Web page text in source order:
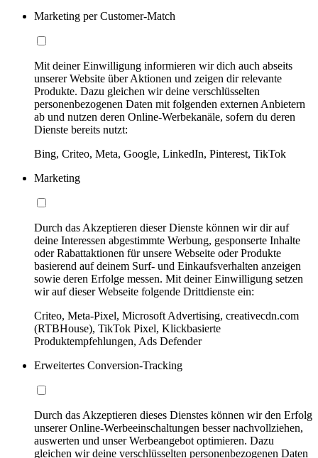
Marketing per Customer-Match
Mit deiner Einwilligung informieren wir dich auch abseits
unserer Website über Aktionen und zeigen dir relevante
Produkte. Dazu gleichen wir deine verschlüsselten
personenbezogenen Daten mit folgenden externen Anbietern
ab und nutzen deren Online-Werbekanäle, sofern du deren
Dienste bereits nutzt:
Bing, Criteo, Meta, Google, LinkedIn, Pinterest, TikTok
Marketing
Durch das Akzeptieren dieser Dienste können wir dir auf
deine Interessen abgestimmte Werbung, gesponserte Inhalte
oder Rabattaktionen für unsere Webseite oder Produkte
basierend auf deinem Surf- und Einkaufsverhalten anzeigen
sowie deren Erfolge messen. Mit deiner Einwilligung setzen
wir auf dieser Webseite folgende Drittdienste ein:
Criteo, Meta-Pixel, Microsoft Advertising, creativecdn.com
(RTBHouse), TikTok Pixel, Klickbasierte
Produktempfehlungen, Ads Defender
Erweitertes Conversion-Tracking
Durch das Akzeptieren dieses Dienstes können wir den Erfolg
unserer Online-Werbeeinschaltungen besser nachvollziehen,
auswerten und unser Werbeangebot optimieren. Dazu
gleichen wir deine verschlüsselten personenbezogenen Daten